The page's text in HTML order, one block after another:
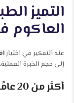
التميز
العاكوم
عند التفكير في اختيار
إلى حجم الخبرة
أكثر من 20 عامًا من التخصص العملي